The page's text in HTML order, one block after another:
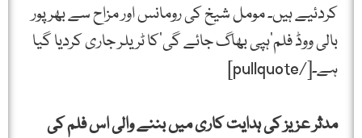
کردئیے ہیں۔ مومل شیخ کی رومانس اور مزاح سے بھرپور
بالی ووڈ فلم’ہپی بھاگ جائے گی‘کا ٹریلر جاری کردیا گیا
ہے۔[/pullquote]
مدثر عزیز کی ہدایت کاری میں بننے والی اس فلم کی